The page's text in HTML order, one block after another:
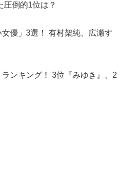
圧倒的1位は？
女優」3選！ 有村架純、広瀬す
ランキング！ 3位『みゆき』、2